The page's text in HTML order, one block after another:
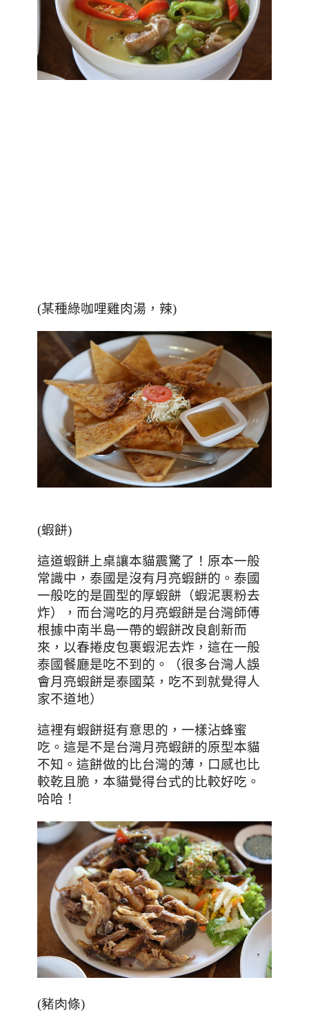
(某種綠咖哩雞肉湯，辣)
(蝦餅)
這道蝦餅上桌讓本貓震驚了 ！原本一般
常識中，泰國是沒有月亮蝦餅的。泰國
一般吃的是圓型的厚蝦餅（蝦泥裹粉去
炸），而台灣吃的月亮蝦餅是台灣師傅
根據中南半島一帶的蝦餅改良創新而
來，以春捲皮包裹蝦泥去炸，這在一般
泰國餐廳是吃不到的。（很多台灣人誤
會月亮蝦餅是泰國菜，吃不到就覺得人
家不道地）
這裡有蝦餅挺有意思的 ，一樣沾蜂蜜
吃。這是不是台灣月亮蝦餅的原型本貓
不知。這餅做的比台灣的薄，口感也比
較乾且脆，本貓覺得台式的比較好吃。
哈哈！
(豬肉條)